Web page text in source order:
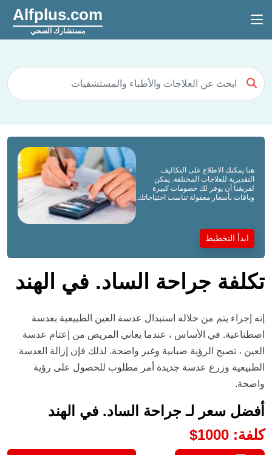
Alfplus.com
مستشارك الصحي
هنا يمكنك الاطلاع على التكاليف
التقديرية للعلاجات المختلفة. يمكن
لفريقنا أن يوفر لك خصومات كبيرة
وباقات بأسعار معقولة تناسب احتياجاتك.
ابدأ التخطيط
تكلفة جراحة الساد. في الهند
إنه إجراء يتم من خلاله استبدال عدسة العين الطبيعية بعدسة
اصطناعية. في الأساس ، عندما يعاني المريض من إعتام عدسة
العين ، تصبح الرؤية ضبابية وغير واضحة. لذلك فإن إزالة العدسة
الطبيعية وزرع عدسة جديدة أمر مطلوب للحصول على رؤية
واضحة.
أفضل سعر لـ جراحة الساد. في الهند
كلفة:
$1000